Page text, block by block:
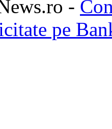
-
pe